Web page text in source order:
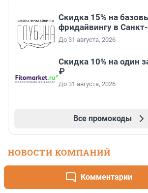
Комментарии
Скидка 15% на
фридайвингу в
До 31 августа, 2026
Скидка 10% на один
₽
До 31 августа, 2026
Все промокоды
НОВОСТИ КОМПАНИЙ